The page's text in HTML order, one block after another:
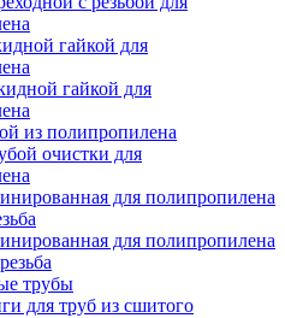
гайкой для
гайкой для
из полипропилена
очистки для
для полипропилена
для полипропилена
трубы
для труб из сшитого